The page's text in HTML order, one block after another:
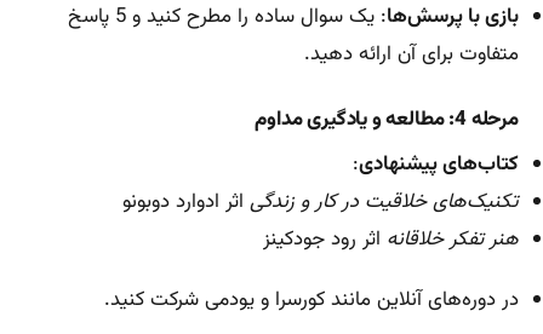
بازی با پرسش‌ها
: یک سوال ساده را مطرح کنید و 5 پاسخ
متفاوت برای آن ارائه دهید.
مرحله 4: مطالعه و یادگیری مداوم
کتاب‌های پیشنهادی:
تکنیک‌های خلاقیت در کار و زندگی اثر ادوارد دوبونو
هنر تفکر خلاقانه اثر رود جودکینز
در دوره‌های آنلاین مانند کورسرا و یودمی شرکت کنید.